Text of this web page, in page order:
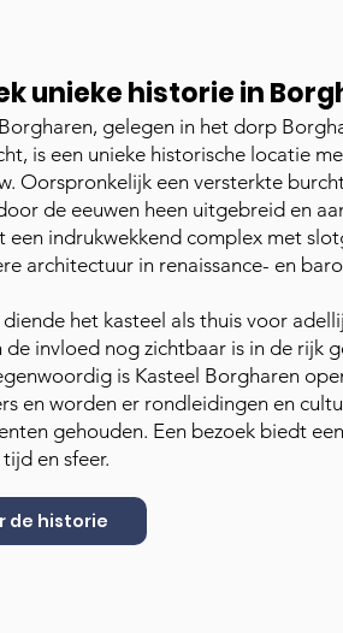
unieke historie in
gelegen in het dorp
is een unieke historische locatie
Oorspronkelijk een versterkte
de eeuwen heen uitgebreid en
een indrukwekkend complex met
architectuur in renaissance- en
het kasteel als thuis voor
de invloed nog zichtbaar is in de rijk
is Kasteel Borgharen
en worden er rondleidingen en
gehouden. Een bezoek biedt
en sfeer.
de historie